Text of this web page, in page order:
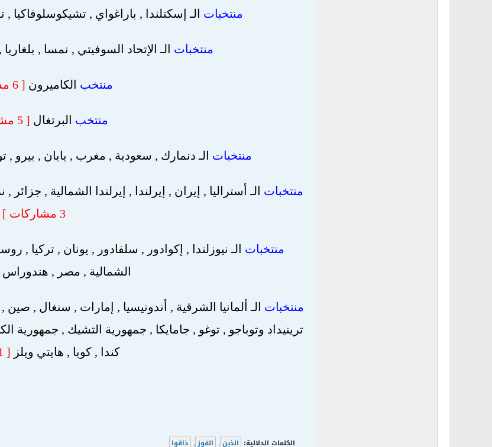
منتخبات الـ إسكتلندا , باراغواي , تشيكوسلوفاكيا ,
منتخبات الـ الإتحاد السوفيتي , نمسا , بلغاريا ,
منتخب الكاميرون [ 6 مشاركات ]
منتخب البرتغال [ 5 مشاركات ]
منتخبات الـ دنمارك , سعودية , مغرب , يابان , بيرو ,
منتخبات الـ أستراليا , إيران , إيرلندا , إيرلندا الشمالية ,
3 مشاركات ]
منتخبات الـ نيوزلندا , إكوادور , سلفادور , يونان , تركيا ,
الشمالية , مصر , هندوراس
منتخبات الـ ألمانيا الشرقية , أندونيسيا , إمارات , سنغال ,
ترينيداد وتوباجو , توغو , جامايكا , جمهورية التشيك , جمهورية
كندا , كوبا , هايتي ويلز [ 1 مشاركة ]
الكلمات الدلالية: الذين , الفوز , ذاقوا